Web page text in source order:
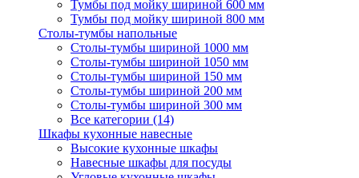
Тумбы под мойку шириной 600 мм
Тумбы под мойку шириной 800 мм
Столы-тумбы напольные
Столы-тумбы шириной 1000 мм
Столы-тумбы шириной 1050 мм
Столы-тумбы шириной 150 мм
Столы-тумбы шириной 200 мм
Столы-тумбы шириной 300 мм
Все категории (14)
Шкафы кухонные навесные
Высокие кухонные шкафы
Навесные шкафы для посуды